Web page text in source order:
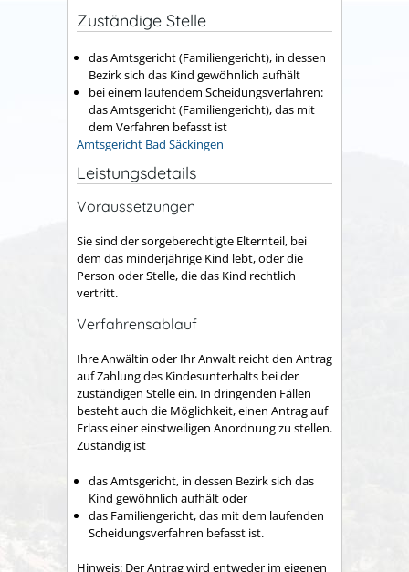
Zuständige Stelle
das Amtsgericht (Familiengericht), in dessen
Bezirk sich das Kind gewöhnlich aufhält
bei einem laufendem Scheidungsverfahren:
das Amtsgericht (Familiengericht), das mit
dem Verfahren befasst ist
Amtsgericht Bad Säckingen
Leistungsdetails
Voraussetzungen
Sie sind der sorgeberechtigte Elternteil, bei
dem das minderjährige Kind lebt, oder die
Person oder Stelle, die das Kind rechtlich
vertritt.
Verfahrensablauf
Ihre Anwältin oder Ihr Anwalt reicht den Antrag
auf Zahlung des Kindesunterhalts bei der
zuständigen Stelle ein. In dringenden Fällen
besteht auch die Möglichkeit, einen Antrag auf
Erlass einer einstweiligen Anordnung zu stellen.
Zuständig ist
das Amtsgericht, in dessen Bezirk sich das
Kind gewöhnlich aufhält oder
das Familiengericht, das mit dem laufenden
Scheidungsverfahren befasst ist.
Hinweis: Der Antrag wird entweder im eigenen